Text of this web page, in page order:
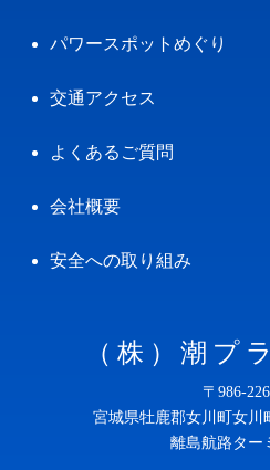
パワースポットめぐり
交通アクセス
よくあるご質問
会社概要
安全への取り組み
（株）潮プ
〒986-
宮城県牡鹿郡女川町女
離島航路ター